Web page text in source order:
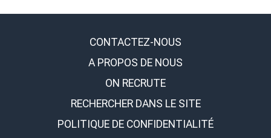
CONTACTEZ-NOUS
A PROPOS DE NOUS
ON RECRUTE
RECHERCHER DANS LE SITE
POLITIQUE DE CONFIDENTIALITÉ